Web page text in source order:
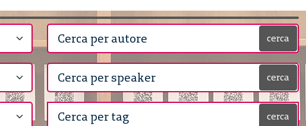
cerca
cerca
cerca